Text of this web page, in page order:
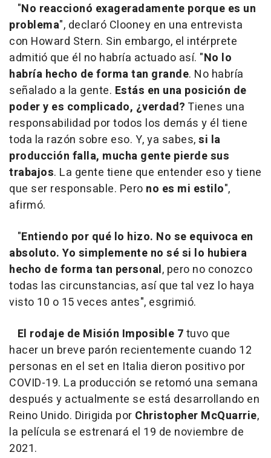
"No reaccionó exageradamente porque es un
problema", declaró Clooney en una entrevista
con Howard Stern. Sin embargo, el intérprete
admitió que él no habría actuado así. "No lo
habría hecho de forma tan grande. No habría
señalado a la gente. Estás en una posición de
poder y es complicado, ¿verdad? Tienes una
responsabilidad por todos los demás y él tiene
toda la razón sobre eso. Y, ya sabes,si la
producción falla, mucha gente pierde sus
trabajos. La gente tiene que entender eso y tiene
que ser responsable. Pero no es mi estilo",
afirmó.
"Entiendo por qué lo hizo. No se equivoca en
absoluto. Yo simplemente no sé si lo hubiera
hecho de forma tan personal, pero no conozco
todas las circunstancias, así que tal vez lo haya
visto 10 o 15 veces antes", esgrimió.
El rodaje de Misión Imposible 7tuvo que
hacer un breve parón recientemente cuando 12
personas en el set en Italia dieron positivo por
COVID-19. La producción se retomó una semana
después y actualmente se está desarrollando en
Reino Unido. Dirigida por Christopher McQuarrie,
la película se estrenará el 19 de noviembre de
2021.